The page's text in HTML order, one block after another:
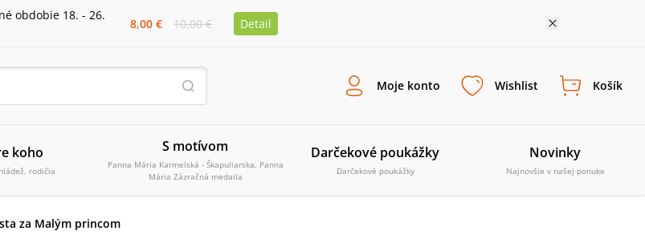
obdobie 18. - 26.
8,00 € 10,00 € Detail
Moje konto Wishlist Košík
koho
rodičia
S motívom
Panna Mária Karmelská - Škapuliarska, Panna
Mária Zázračná medaila
Darčekové poukážky
Darčekové poukážky
Novinky
Najnovšie v našej ponuke
za Malým princom